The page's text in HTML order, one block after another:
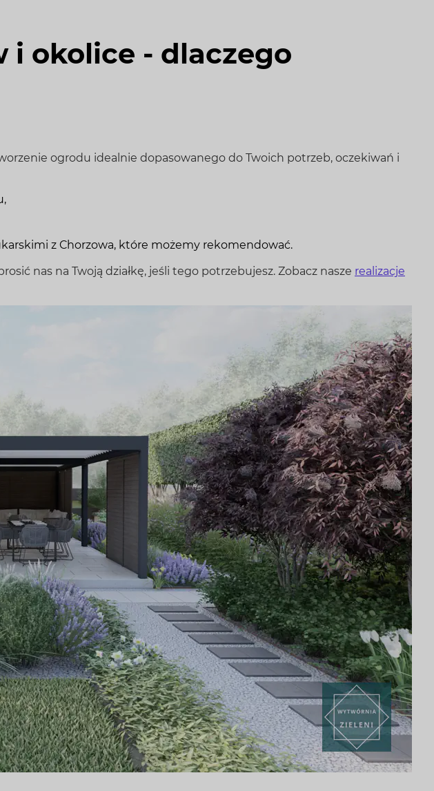
i okolice - dlaczego
ogrodu idealnie dopasowanego do Twoich potrzeb, oczekiwań i
z Chorzowa, które możemy rekomendować.
nas na Twoją działkę, jeśli tego potrzebujesz. Zobacz nasze realizacje